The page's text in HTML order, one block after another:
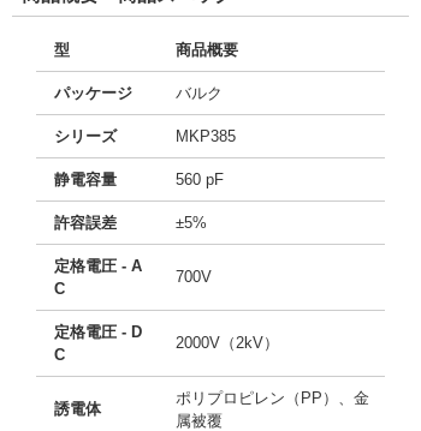
型 商品概要
パッケージ バルク
シリーズ MKP385
静電容量 560 pF
許容誤差 ±5%
定格電圧 - A
C
700V
定格電圧 - D
C
2000V（2kV）
誘電体
ポリプロピレン（PP）、金
属被覆